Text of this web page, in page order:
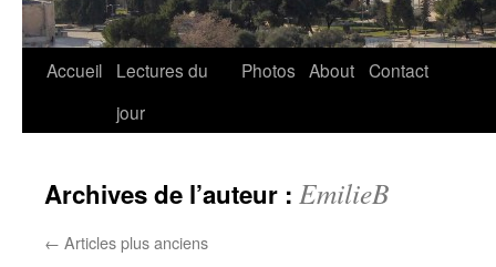
Accueil
Lectures du
jour
Photos About Contact
Archives de l’auteur : EmilieB
← Articles plus anciens